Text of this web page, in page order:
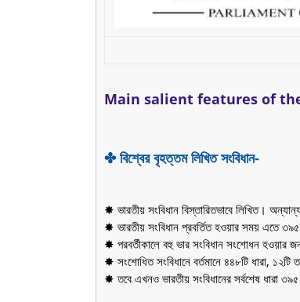
Main salient features of
✤ বিশ্বের বৃহত্তম লিখিত সংবিধান-
✸ ভারতীয় সংবিধান বিস্তারিতভাবে লিখিত।
✸ ভারতীয় সংবিধান প্রবর্তিত হওয়ার সময় এতে
✸ পরবর্তীকালে বহু ভার সংবিধান সংশোধন হওয়ার
✸ সংশোধিত সংবিধানে বর্তমানে ৪৪৮টি ধারা,
✸ তবে এখনও ভারতীয় সংবিধানের সর্বশেষ ধারা